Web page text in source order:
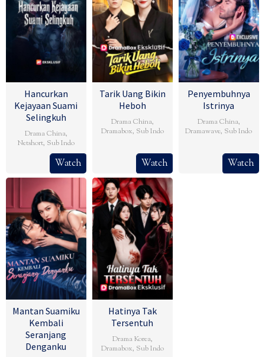
Hancurkan
Kejayaan Suami
Selingkuh
Drama China,
Netshort, Sub Indo
Watch
Tarik Uang Bikin
Heboh
Drama China,
Dramabox, Sub Indo
Watch
Penyembuhnya
Istrinya
Drama China,
Dramawave, Sub Indo
Watch
Mantan Suamiku
Kembali
Seranjang
Denganku
Hatinya Tak
Tersentuh
Drama Korea,
Dramabox, Sub Indo